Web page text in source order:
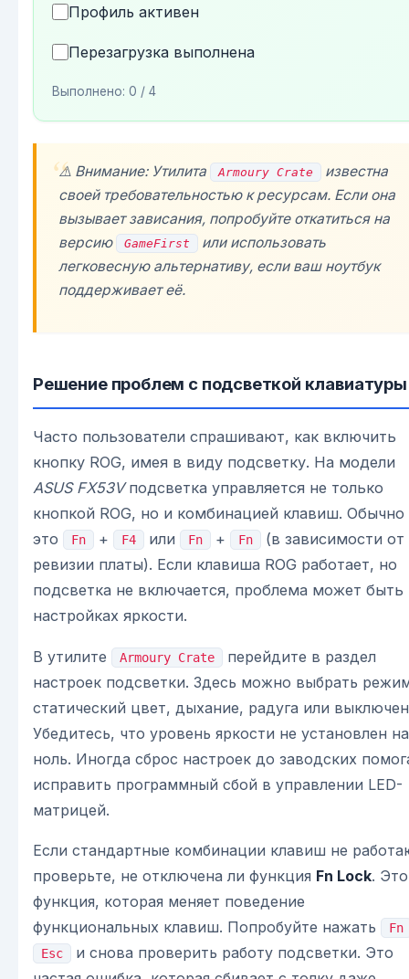
Профиль активен
Перезагрузка выполнена
Выполнено: 0 / 4
⚠️ Внимание: Утилита Armoury Crate
известна
своей требовательностью к ресурсам. Если она
вызывает зависания, попробуйте откатиться на
версию
GameFirst
или использовать
легковесную альтернативу, если ваш ноутбук
поддерживает её.
Решение проблем с подсветкой клавиатуры
Часто пользователи спрашивают, как включить
кнопку ROG, имея в виду подсветку. На модели
ASUS FX53Vподсветка управляется не только
кнопкой ROG, но и комбинацией клавиш. Обычно
это
Fn + F4 или Fn + Fn
(в зависимости от
ревизии платы). Если клавиша ROG работает, но
подсветка не включается, проблема может быть
настройках яркости.
В утилите Armoury Crate
перейдите в раздел
настроек подсветки. Здесь можно выбрать
статический цвет, дыхание, радуга или
Убедитесь, что уровень яркости не установлен на
ноль. Иногда сброс настроек до заводских
исправить программный сбой в управлении LED-
матрицей.
Если стандартные комбинации клавиш не
проверьте, не отключена ли функция Fn Lock. Это
функция, которая меняет поведение
функциональных клавиш. Попробуйте нажать
Fn
Esc
и снова проверить работу подсветки. Это